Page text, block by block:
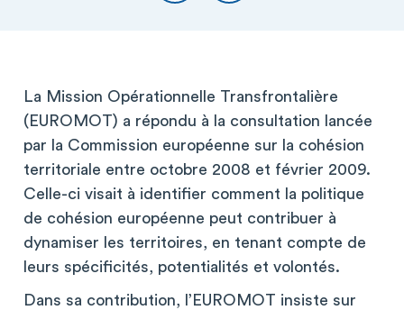
La Mission Opérationnelle Transfrontalière
(EUROMOT) a répondu à la consultation lancée
par la Commission européenne sur la cohésion
territoriale entre octobre 2008 et février 2009.
Celle-ci visait à identifier comment la politique
de cohésion européenne peut contribuer à
dynamiser les territoires, en tenant compte de
leurs spécificités, potentialités et volontés.
Dans sa contribution, l’EUROMOT insiste sur